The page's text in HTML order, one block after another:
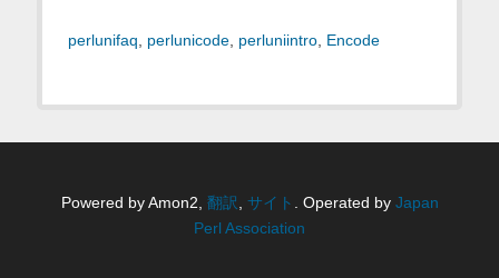
perlunifaq perlunicode, perluniintro, Encode
Powered by Amon2, 翻訳 サイト . Operated by Japan
Perl Association